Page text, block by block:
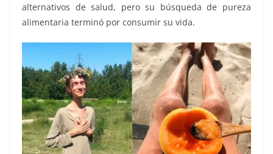
alternativos de salud, pero su búsqueda de pureza
alimentaria terminó por consumir su vida.